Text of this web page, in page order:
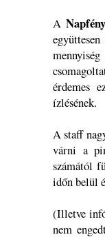
A
érdemes
ízlésének.
A staff
várni a
számától
időn belül
(Illetve
nem